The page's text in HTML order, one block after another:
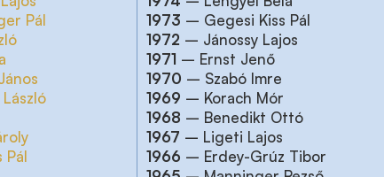
Pál
Pál
1973 – Gegesi Kiss Pál
1972 – Jánossy Lajos
1971 – Ernst Jenő
1970 – Szabó Imre
1969 – Korach Mór
1968 – Benedikt Ottó
1967 – Ligeti Lajos
1966 – Erdey-Grúz Tibor